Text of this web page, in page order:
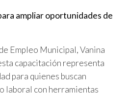
ampliar oportunidades de
Empleo Municipal, Vanina
capacitación representa
para quienes buscan
laboral con herramientas